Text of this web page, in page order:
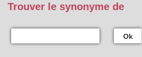
Trouver le synonyme de
Ok